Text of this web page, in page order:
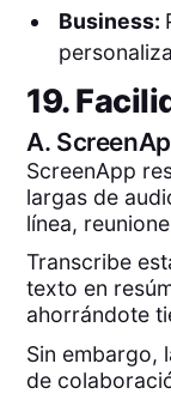
Business:
19.
A.
ScreenApp
largas de
línea,
Transcribe
texto en
ahorrándote
Sin embargo,
de